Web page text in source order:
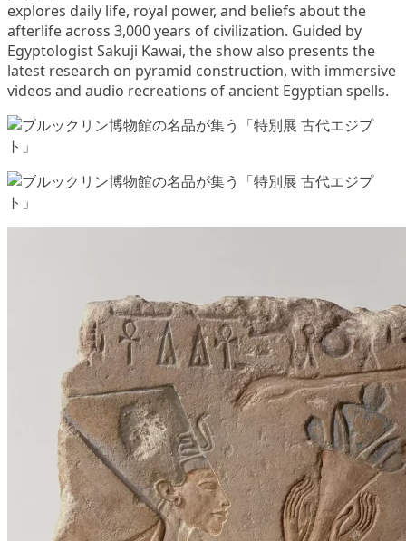
explores daily life, royal power, and beliefs about the
afterlife across 3,000 years of civilization. Guided by
Egyptologist Sakuji Kawai, the show also presents the
latest research on pyramid construction, with immersive
videos and audio recreations of ancient Egyptian spells.